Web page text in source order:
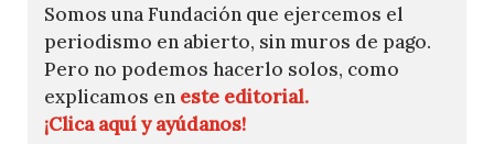
Somos una Fundación que ejercemos el
periodismo en abierto, sin muros de pago.
Pero no podemos hacerlo solos, como
explicamos en este editorial.
¡Clica aquí y ayúdanos!